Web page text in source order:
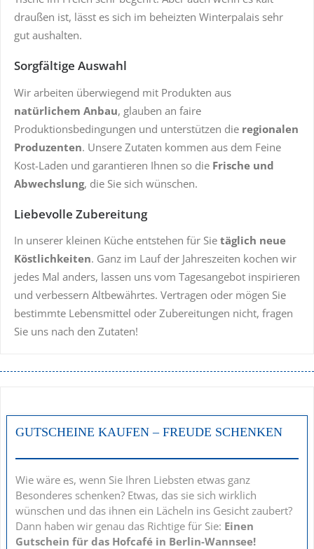
draußen ist, lässt es sich im beheizten Winterpalais sehr
gut aushalten.
Sorgfältige Auswahl
Wir arbeiten überwiegend mit Produkten aus
natürlichem Anbau, glauben an faire
Produktionsbedingungen und unterstützen die regionalen
Produzenten. Unsere Zutaten kommen aus dem Feine
Kost-Laden und garantieren Ihnen so die Frische und
Abwechslung, die Sie sich wünschen.
Liebevolle Zubereitung
In unserer kleinen Küche entstehen für Sie täglich neue
Köstlichkeiten. Ganz im Lauf der Jahreszeiten kochen wir
jedes Mal anders, lassen uns vom Tagesangebot inspirieren
und verbessern Altbewährtes. Vertragen oder mögen Sie
bestimmte Lebensmittel oder Zubereitungen nicht, fragen
Sie uns nach den Zutaten!
GUTSCHEINE KAUFEN – FREUDE SCHENKEN
Wie wäre es, wenn Sie Ihren Liebsten etwas ganz
Besonderes schenken? Etwas, das sie sich wirklich
wünschen und das ihnen ein Lächeln ins Gesicht zaubert?
Dann haben wir genau das Richtige für Sie: Einen
Gutschein für das Hofcafé in Berlin-Wannsee!